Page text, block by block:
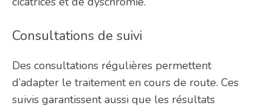
Consultations de suivi
Des consultations régulières permettent
d’adapter le traitement en cours de route. Ces
suivis garantissent aussi que les résultats